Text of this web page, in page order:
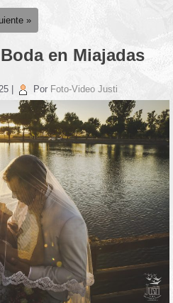
»
en Miajadas
Por Foto-Video Justi